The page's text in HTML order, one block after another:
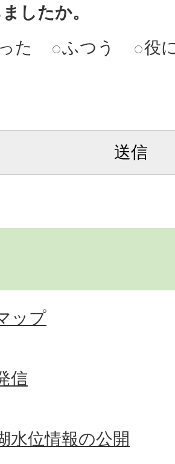
したか。
た
ふつう 役
ップ
信
水位情報の公開